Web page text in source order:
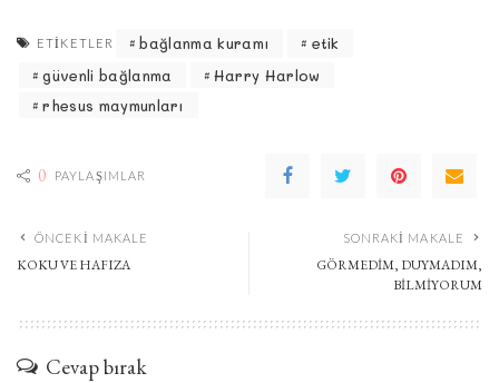
ETIKETLER bağlanma kuramı
etik
güvenli bağlanma
Harry Harlow
rhesus maymunları
0 PAYLAŞIMLAR
ÖNCEKI MAKALE
KOKU VE HAFIZA
SONRAKI MAKALE
GÖRMEDİM, DUYMADIM,
BİLMİYORUM
Cevap bırak